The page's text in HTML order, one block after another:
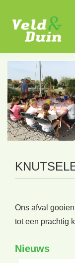
Ons afval
tot een prachtig
Nieuws